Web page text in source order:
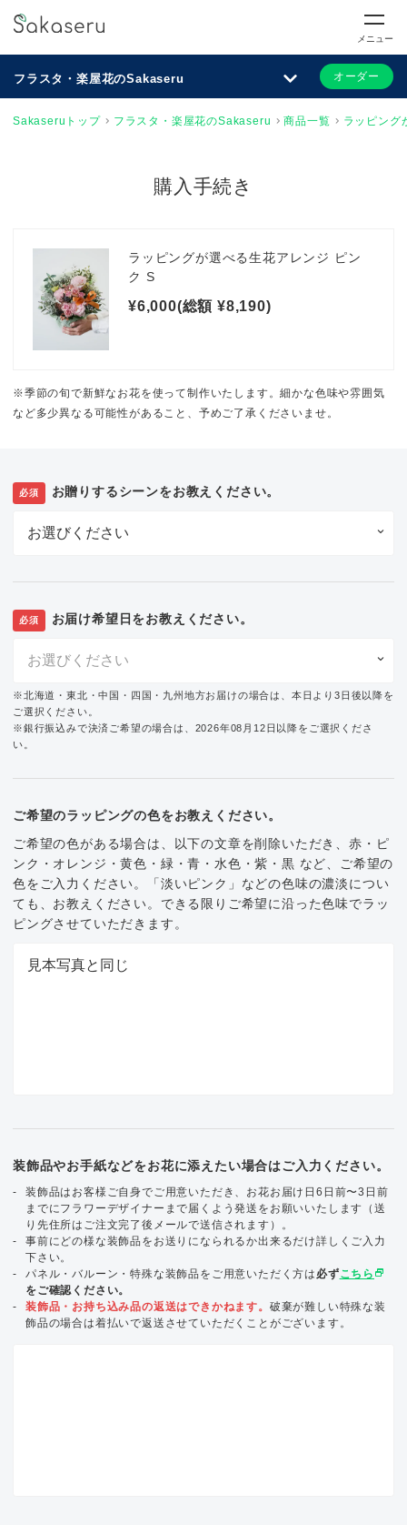
メニュー
フラスタ・楽屋花のSakaseru オーダー
Sakaseruトップ フラスタ・楽屋花のSakaseru 商品一覧 ラッピング
購入手続き
ラッピングが選べる生花アレンジ ピン
ク S
¥6,000(総額 ¥8,190)
※季節の旬で新鮮なお花を使って制作いたします。細かな色味や雰囲気
など多少異なる可能性があること、予めご了承くださいませ。
必須 お贈りするシーンをお教えください。
必須 お届け希望日をお教えください。
※北海道・東北・中国・四国・九州地方お届けの場合は、本日より3日後以降を
ご選択ください。
※銀行振込みで決済ご希望の場合は、2026年08月12日以降をご選択くださ
い。
ご希望のラッピングの色をお教えください。
ご希望の色がある場合は、以下の文章を削除いただき、赤・ピ
ンク・オレンジ・黄色・緑・青・水色・紫・黒 など、ご希望の
色をご入力ください。「淡いピンク」などの色味の濃淡につい
ても、お教えください。できる限りご希望に沿った色味でラッ
ピングさせていただきます。
装飾品やお手紙などをお花に添えたい場合はご入力ください。
装飾品はお客様ご自身でご用意いただき、お花お届け日6日前〜3日前
までにフラワーデザイナーまで届くよう発送をお願いいたします（送
り先住所はご注文完了後メールで送信されます）。
事前にどの様な装飾品をお送りになられるか出来るだけ詳しくご入力
下さい。
パネル・バルーン・特殊な装飾品をご用意いただく方は 必ずこちら select_window
をご確認ください。
装飾品・お持ち込み品の返送はできかねます。 破棄が難しい特殊な装
飾品の場合は着払いで返送させていただくことがございます。